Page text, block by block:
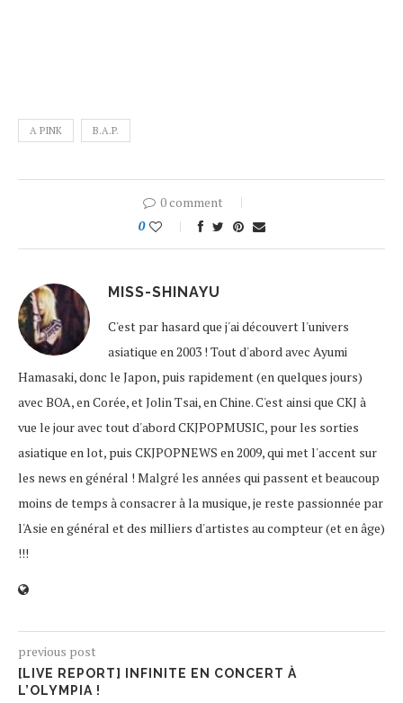
A PINK B.A.P.
0 comment
0
MISS-SHINAYU
C'est par hasard que j'ai découvert l'univers
asiatique en 2003 ! Tout d'abord avec Ayumi
Hamasaki, donc le Japon, puis rapidement (en quelques jours)
avec BOA, en Corée, et Jolin Tsai, en Chine. C'est ainsi que CKJ à
vue le jour avec tout d'abord CKJPOPMUSIC, pour les sorties
asiatique en lot, puis CKJPOPNEWS en 2009, qui met l'accent sur
les news en général ! Malgré les années qui passent et beaucoup
moins de temps à consacrer à la musique, je reste passionnée par
l'Asie en général et des milliers d'artistes au compteur (et en âge)
!!!
previous post
[LIVE REPORT] INFINITE EN CONCERT À
L’OLYMPIA !